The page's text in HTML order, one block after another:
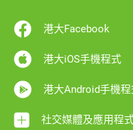
港大Facebook
港大iOS手機程式
港大Android手機程
社交媒體及應用程